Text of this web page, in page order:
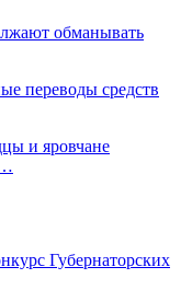
обманывать
переводы средств
и яровчане
Губернаторских